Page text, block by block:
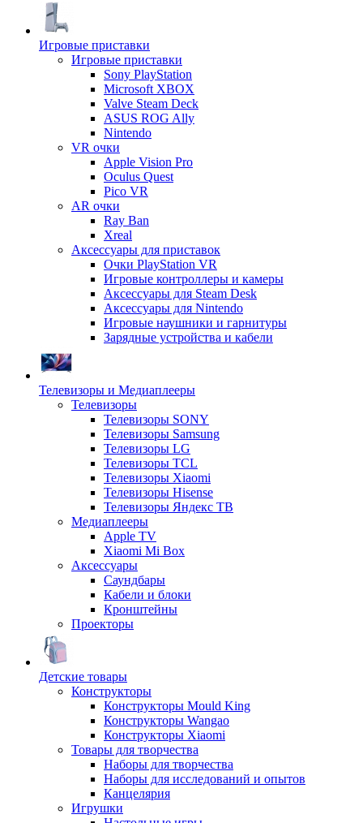
Игровые приставки
Игровые приставки
Sony PlayStation
Microsoft XBOX
Valve Steam Deck
ASUS ROG Ally
Nintendo
VR очки
Apple Vision Pro
Oculus Quest
Pico VR
AR очки
Ray Ban
Xreal
Аксессуары для приставок
Очки PlayStation VR
Игровые контроллеры и камеры
Аксессуары для Steam Desk
Аксессуары для Nintendo
Игровые наушники и гарнитуры
Зарядные устройства и кабели
Телевизоры и Медиаплееры
Телевизоры
Телевизоры SONY
Телевизоры Samsung
Телевизоры LG
Телевизоры TCL
Телевизоры Xiaomi
Телевизоры Hisense
Телевизоры Яндекс ТВ
Медиаплееры
Apple TV
Xiaomi Mi Box
Аксессуары
Саундбары
Кабели и блоки
Кронштейны
Проекторы
Детские товары
Конструкторы
Конструкторы Mould King
Конструкторы Wangao
Конструкторы Xiaomi
Товары для творчества
Наборы для творчества
Наборы для исследований и опытов
Канцелярия
Игрушки